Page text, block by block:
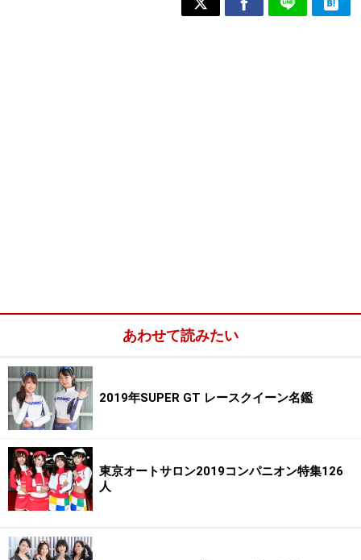
あわせて読みたい
2019年SUPER GT レースクイーン名鑑
東京オートサロン2019コンパニオン特集126
人